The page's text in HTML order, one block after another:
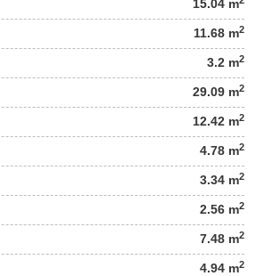
15.04 m
11.68 m2
3.2 m2
29.09 m2
12.42 m2
4.78 m2
3.34 m2
2.56 m2
7.48 m2
4.94 m2